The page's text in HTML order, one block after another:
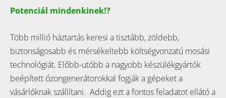
Potenciál mindenkinek!?
Több millió háztartás keresi a tisztább, zöldebb,
biztonságosabb és mérsékeltebb költségvonzatú mosási
technológiát. Előbb-utóbb a nagyobb készülékgyártók
beépített ózongenerátorokkal fogják a gépeket a
vásárlóknak szállítani. Addig ezt a fontos feladatot ellátó a